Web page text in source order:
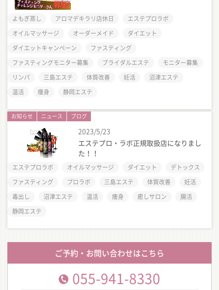
よもぎ蒸し アロマデキラリ店休日
エステプロラボ
オイルマッサージ
オーダーメイド
ダイエット
ダイエットキャンペーン
ファスティング
ファスティングモニター募集
ブライダルエステ
モニター募集
リンパ
三島エステ 体質改善 妊活
沼津エステ
温活
痩身 静岡エステ
お知らせ ニュース ブログ
2023/5/23
エステプロ・ラボ正規取扱店になりまし
た！！
エステプロラボ オイルマッサージ ダイエット
デトックス
ファスティング
プロラボ 三島エステ 体質改善
妊活
毒出し
沼津エステ 温活 痩身 癒しサロン
腸活
静岡エステ
ご予約・お問い合わせはこちら
055-941-8330